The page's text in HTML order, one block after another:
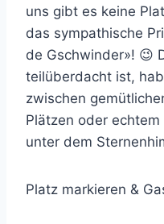
uns gibt es keine
das sympathische
de Gschwinder»! 😉
teilüberdacht ist,
zwischen
Plätzen oder
unter dem
Platz markieren &